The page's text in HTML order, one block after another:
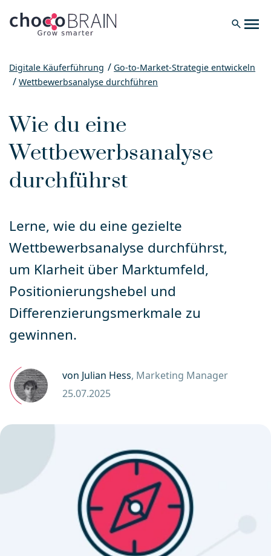
search menu
Digitale Käuferführung
Go-to-Market-Strategie entwickeln
Wettbewerbsanalyse durchführen
Wie du eine
Wettbewerbsanalyse
durchführst
Lerne, wie du eine gezielte
Wettbewerbsanalyse durchführst,
um Klarheit über Marktumfeld,
Positionierungshebel und
Differenzierungsmerkmale zu
gewinnen.
von Julian Hess, Marketing Manager
25.07.2025